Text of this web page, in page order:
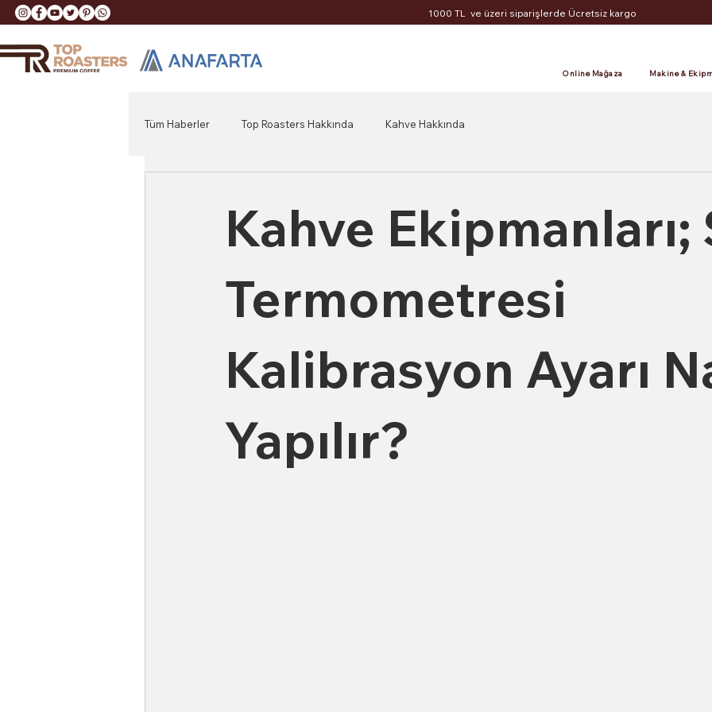
1000 TL ve üzeri siparişlerde Ücretsiz kargo
Online Mağaza Makine &
Tüm Haberler Top Roasters Hakkında Kahve Hakkında
Kahve Ekipmanları;
Termometresi
Kalibrasyon Ayarı
Yapılır?